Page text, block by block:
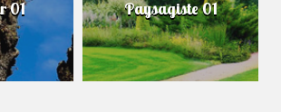
01 Paysagiste 01